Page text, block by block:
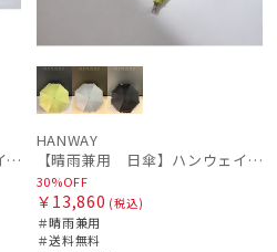
【晴雨兼用 日傘】ハンウェイ（ＨＡＮＷＡＹ）Angela（アンジェラ）
HANWAY
【晴雨兼用 日傘】ハンウェイ（ＨＡＮＷＡＹ）Emma（エマ）
30%OFF
￥13,860 (税込)
＃晴雨兼用
＃送料無料